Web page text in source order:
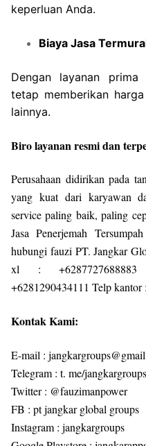
keperluan Anda.
Biaya Jasa
Dengan layanan
tetap memberikan
lainnya.
Biro layanan resmi dan
Perusahaan didirikan pada
yang kuat dari karyawan
service paling baik, paling
Jasa Penerjemah
hubungi fauzi PT. Jangkar
xl : +6287727688883
+6281290434111 Telp kantor
Kontak Kami:
E-mail :
Telegram : t. me/jangkargroups
Twitter : @fauzimanpower
FB : pt jangkar global groups
Instagram : jangkargroups